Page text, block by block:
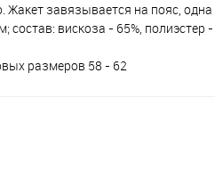
Жакет завязывается на пояс,
состав: вискоза - 65%,
размеров 58 - 62